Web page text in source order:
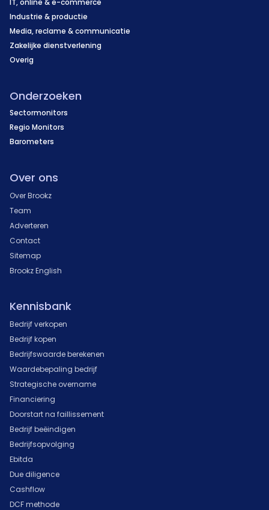
Industrie & productie
Media, reclame & communicatie
Zakelijke dienstverlening
Overig
Onderzoeken
Sectormonitors
Regio Monitors
Barometers
Over ons
Over Brookz
Team
Adverteren
Contact
Sitemap
Brookz English
Kennisbank
Bedrijf verkopen
Bedrijf kopen
Bedrijfswaarde berekenen
Waardebepaling bedrijf
Strategische overname
Financiering
Doorstart na faillissement
Bedrijf beëindigen
Bedrijfsopvolging
Ebitda
Due diligence
Cashflow
DCF methode